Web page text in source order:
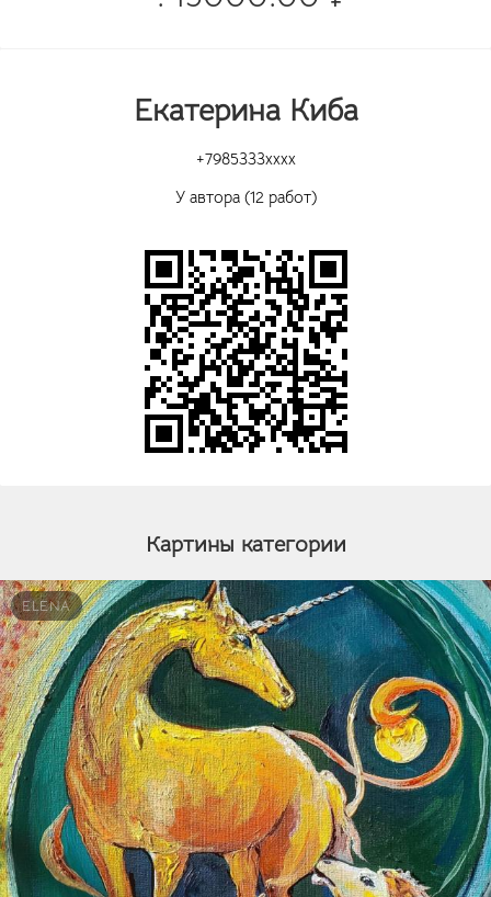
Екатерина Киба
+7985333xxxx
У автора (12 работ)
Картины категории
ELENA